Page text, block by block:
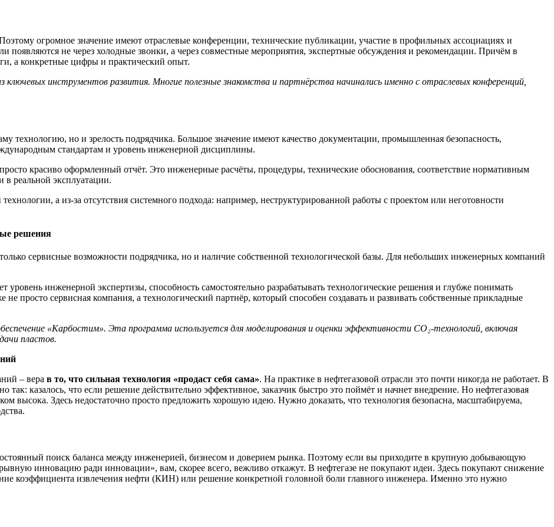
огромное значение имеют отраслевые конференции, технические публикации, участие в профильных ассоциациях и
появляются не через холодные звонки, а через совместные мероприятия, экспертные обсуждения и рекомендации. Причём в
а конкретные цифры и практический опыт.
ключевых инструментов развития. Многие полезные знакомства и партнёрства начинались именно с отраслевых конференций,
технологию, но и зрелость подрядчика. Большое значение имеют качество документации, промышленная безопасность,
стандартам и уровень инженерной дисциплины.
красиво оформленный отчёт. Это инженерные расчёты, процедуры, технические обоснования, соответствие нормативным
в реальной эксплуатации.
а из-за отсутствия системного подхода: например, неструктурированной работы с проектом или неготовности
решения
сервисные возможности подрядчика, но и наличие собственной технологической базы. Для небольших инженерных компаний
уровень инженерной экспертизы, способность самостоятельно разрабатывать технологические решения и глубже понимать
просто сервисная компания, а технологический партнёр, который способен создавать и развивать собственные прикладные
е «Карбостим». Эта программа используется для моделирования и оценки эффективности CO₂-технологий, включая
пластов.
й
– вера в то, что сильная технология «продаст себя сама». На практике в нефтегазовой отрасли это почти никогда не работает. В
казалось, что если решение действительно эффективное, заказчик быстро это поймёт и начнет внедрение. Но нефтегазовая
высока. Здесь недостаточно просто предложить хорошую идею. Нужно доказать, что технология безопасна, масштабируема,
поиск баланса между инженерией, бизнесом и доверием рынка. Поэтому если вы приходите в крупную добывающую
инновацию ради инновации», вам, скорее всего, вежливо откажут. В нефтегазе не покупают идеи. Здесь покупают снижение
коэффициента извлечения нефти (КИН) или решение конкретной головной боли главного инженера. Именно это нужно